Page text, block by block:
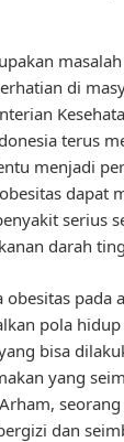
di
terus
menjadi
dapat
serius
darah
pada
pola hidup
bisa
yang
dan